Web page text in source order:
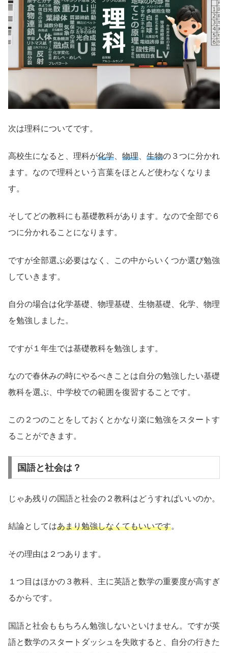
次は理科についてです。
高校生になると、理科が化学 物理 生物の３つに分かれ
ます。なので理科という言葉をほとんど使わなくなりま
す。
そしてどの教科にも基礎教科があります。なので全部で６
つに分かれることになります。
ですが全部選ぶ必要はなく、この中からいくつか選び勉強
していきます。
自分の場合は化学基礎、物理基礎、生物基礎、化学、物理
を勉強しました。
ですが１年生では基礎教科を勉強します。
なので春休みの時にやるべきことは自分の勉強したい基礎
教科を選ぶ、中学校での範囲を復習することです。
この２つのことをしておくとかなり楽に勉強をスタートす
ることができます。
国語と社会は？
じゃあ残りの国語と社会の２教科はどうすればいいのか。
結論としてはあまり勉強しなくてもいいです。
その理由は２つあります。
１つ目はほかの３教科、主に英語と数学の重要度が高すぎ
るからです。
国語と社会ももちろん勉強しないといけません。ですが英
語と数学のスタートダッシュを失敗すると、自分の行きた